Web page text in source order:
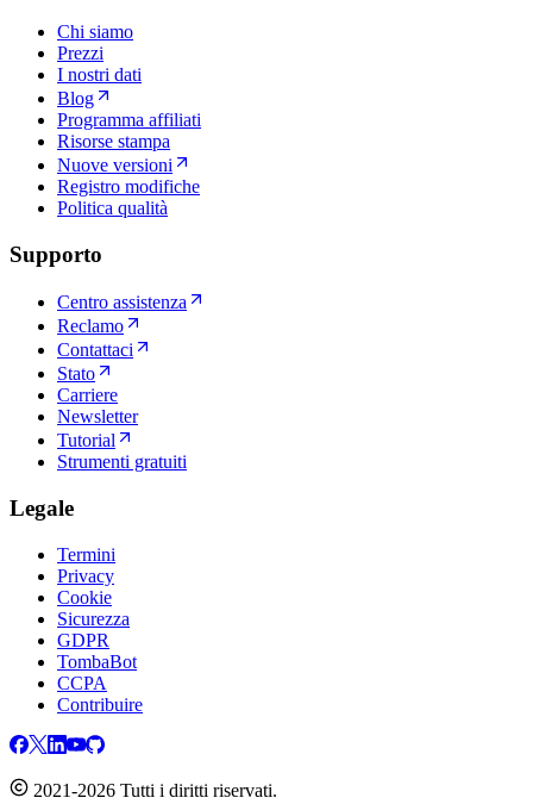
Chi siamo
Prezzi
I nostri dati
Blog
Programma affiliati
Risorse stampa
Nuove versioni
Registro modifiche
Politica qualità
Supporto
Centro assistenza
Reclamo
Contattaci
Stato
Carriere
Newsletter
Tutorial
Strumenti gratuiti
Legale
Termini
Privacy
Cookie
Sicurezza
GDPR
TombaBot
CCPA
Contribuire
2021-2026 Tutti i diritti riservati.